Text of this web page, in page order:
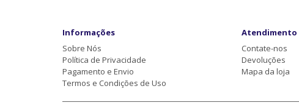
Informações
Sobre Nós
Política de Privacidade
Pagamento e Envio
Termos e Condições de Uso
Atendimento
Contate-nos
Devoluções
Mapa da loja